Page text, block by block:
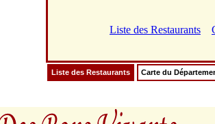
Liste des Restaurants
Liste des Restaurants Carte du